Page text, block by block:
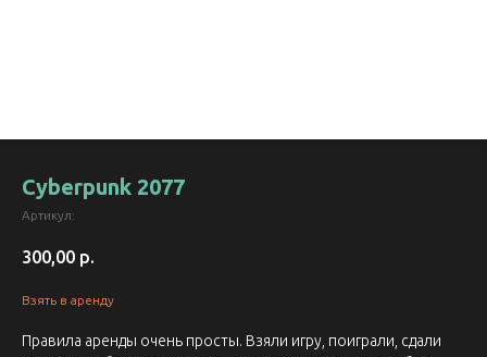
Cyberpunk 2077
Артикул:
300,00 р.
Взять в аренду
Правила аренды очень просты. Взяли игру, поиграли, сдали